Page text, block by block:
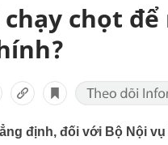
chọt
định, đối với Bộ Nội